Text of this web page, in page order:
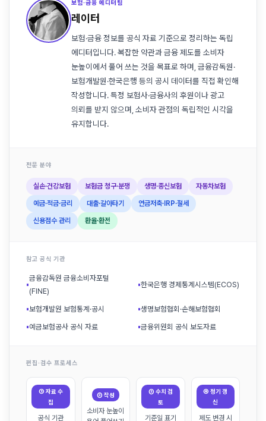
보험·금융 에디터팀
레이터
보험·금융 정보를 공식 자료 기준으로 정리하는 독립
에디터입니다. 복잡한 약관과 금융 제도를 소비자
눈높이에서 풀어 쓰는 것을 목표로 하며, 금융감독원·
보험개발원·한국은행 등의 공시 데이터를 직접 확인해
작성합니다. 특정 보험사·금융사의 후원이나 광고
의뢰를 받지 않으며, 소비자 관점의 독립적인 시각을
유지합니다.
전문 분야
실손·건강보험 보험금 청구·분쟁 생명·종신보험 자동차보험
예금·적금·금리 대출·갈아타기 연금저축·IRP·절세
신용점수 관리 환율·환전
참고 공식 기관
▪
금융감독원 금융소비자포털
(FINE)
▪한국은행 경제통계시스템(ECOS)
▪보험개발원 보험통계·공시 ▪생명보험협회·손해보험협회
▪예금보험공사 공식 자료 ▪금융위원회 공식 보도자료
편집·검수 프로세스
① 자료 수
집
공식 기관
② 작성
소비자 눈높이
③ 수치 검
토
기준일 표기
④ 정기 갱
신
제도 변경 시